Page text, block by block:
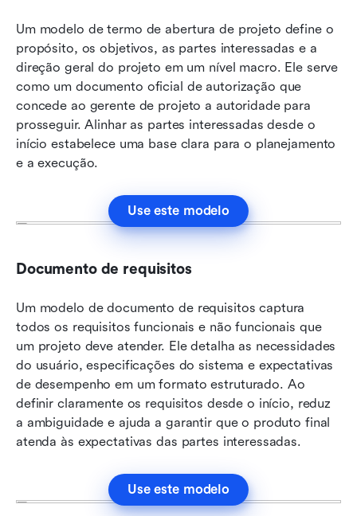
Um modelo de termo de abertura de projeto define o
propósito, os objetivos, as partes interessadas e a
direção geral do projeto em um nível macro. Ele serve
como um documento oficial de autorização que
concede ao gerente de projeto a autoridade para
prosseguir. Alinhar as partes interessadas desde o
início estabelece uma base clara para o planejamento
e a execução.
Use este modelo
Documento de requisitos
Um modelo de documento de requisitos captura
todos os requisitos funcionais e não funcionais que
um projeto deve atender. Ele detalha as necessidades
do usuário, especificações do sistema e expectativas
de desempenho em um formato estruturado. Ao
definir claramente os requisitos desde o início, reduz
a ambiguidade e ajuda a garantir que o produto final
atenda às expectativas das partes interessadas.
Use este modelo